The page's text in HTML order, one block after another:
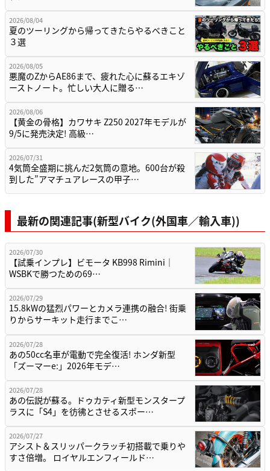
2026/08/04
夏のツーリングから帰ってきたらやるべきこと
３選
2026/08/05
悪魔のZからAE86まで、疲れた心に蘇るエキゾ
ーストノート。忙しい大人に贈る…
2026/08/06
【黄金の骨格】カワサキ Z250 2027年モデルが
9/5に発売決定! 高級…
2026/07/31
4気筒全盛期に挑んだ2気筒の意地。600台が殺
到した”アマチュアレースの甲子…
最新の関連記事(新型バイク(外国車／輸入車))
2026/07/30
【試乗インプレ】ビモータ KB998 Rimini｜
WSBKで勝つための69…
2026/07/29
15.8kWの猛烈パワーとカメラ連携の融合! 街乗
りからサーキット走行までこ…
2026/07/28
あの50cc名車が電動で完全復活! ホンダ新型
「ズーマーe:」2026年モデ…
2026/07/28
あの伝説が蘇る。ドゥカティ新型モンスタープ
ラスに「S4」を彷彿とさせるスポー…
2026/07/27
アシスト＆スリッパークラッチ初搭載で乗りや
すさ倍増。 ロイヤルエンフィールド…